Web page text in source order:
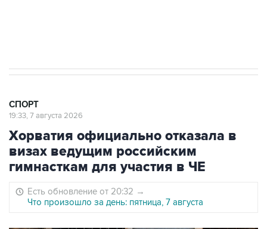
СПОРТ
19:33, 7 августа 2026
Хорватия официально отказала в
визах ведущим российским
гимнасткам для участия в ЧЕ
Есть обновление от 20:32 →
Что произошло за день: пятница, 7 августа